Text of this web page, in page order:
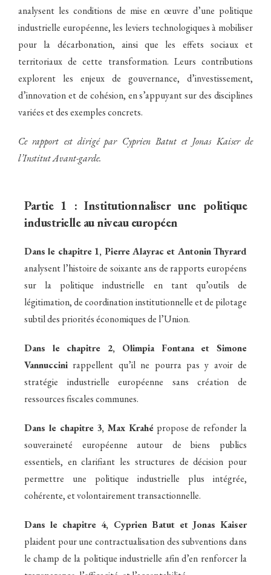
analysent les conditions de mise en œuvre d’une politique
industrielle européenne, les leviers technologiques à mobiliser
pour la décarbonation, ainsi que les effets sociaux et
territoriaux de cette transformation. Leurs contributions
explorent les enjeux de gouvernance, d’investissement,
d’innovation et de cohésion, en s’appuyant sur des disciplines
variées et des exemples concrets.
Ce rapport est dirigé par Cyprien Batut et Jonas Kaiser de
l’Institut Avant-garde.
Partie 1 : Institutionnaliser une politique
industrielle au niveau européen
Dans le chapitre 1, Pierre Alayrac et Antonin Thyrard
analysent l’histoire de soixante ans de rapports européens
sur la politique industrielle en tant qu’outils de
légitimation, de coordination institutionnelle et de pilotage
subtil des priorités économiques de l’Union.
Dans le chapitre 2, Olimpia Fontana et Simone
Vannuccini rappellent qu’il ne pourra pas y avoir de
stratégie industrielle européenne sans création de
ressources fiscales communes.
Dans le chapitre 3, Max Krahépropose de refonder la
souveraineté européenne autour de biens publics
essentiels, en clarifiant les structures de décision pour
permettre une politique industrielle plus intégrée,
cohérente, et volontairement transactionnelle.
Dans le chapitre 4, Cyprien Batut et Jonas Kaiser
plaident pour une contractualisation des subventions dans
le champ de la politique industrielle afin d’en renforcer la